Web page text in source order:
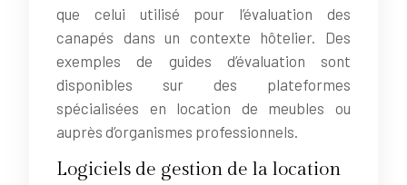
que celui utilisé pour l’évaluation des
canapés dans un contexte hôtelier. Des
exemples de guides d’évaluation sont
disponibles sur des plateformes
spécialisées en location de meubles ou
auprès d’organismes professionnels.
Logiciels de gestion de la location